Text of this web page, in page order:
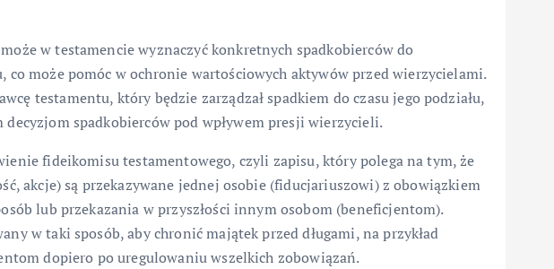
w testamencie wyznaczyć konkretnych spadkobierców do
co może pomóc w ochronie wartościowych aktywów przed wierzycielami.
testamentu, który będzie zarządzał spadkiem do czasu jego podziału,
spadkobierców pod wpływem presji wierzycieli.
fideikomisu testamentowego, czyli zapisu, który polega na tym, że
akcje) są przekazywane jednej osobie (fiducjariuszowi) z obowiązkiem
lub przekazania w przyszłości innym osobom (beneficjentom).
w taki sposób, aby chronić majątek przed długami, na przykład
dopiero po uregulowaniu wszelkich zobowiązań.